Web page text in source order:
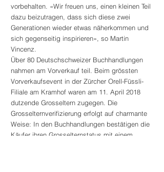
vorbehalten. «Wir freuen uns, einen kleinen Teil
dazu beizutragen, dass sich diese zwei
Generationen wieder etwas näherkommen und
sich gegenseitig inspirieren», so Martin
Vincenz.
Über 80 Deutschschweizer Buchhandlungen
nahmen am Vorverkauf teil. Beim grössten
Vorverkaufsevent in der Zürcher Orell-Füssli-
Filiale am Kramhof waren am 11. April 2018
dutzende Grosseltern zugegen. Die
Grosselternverifizierung erfolgt auf charmante
Weise: In den Buchhandlungen bestätigen die
Käufer ihren Grosselternstatus mit einem